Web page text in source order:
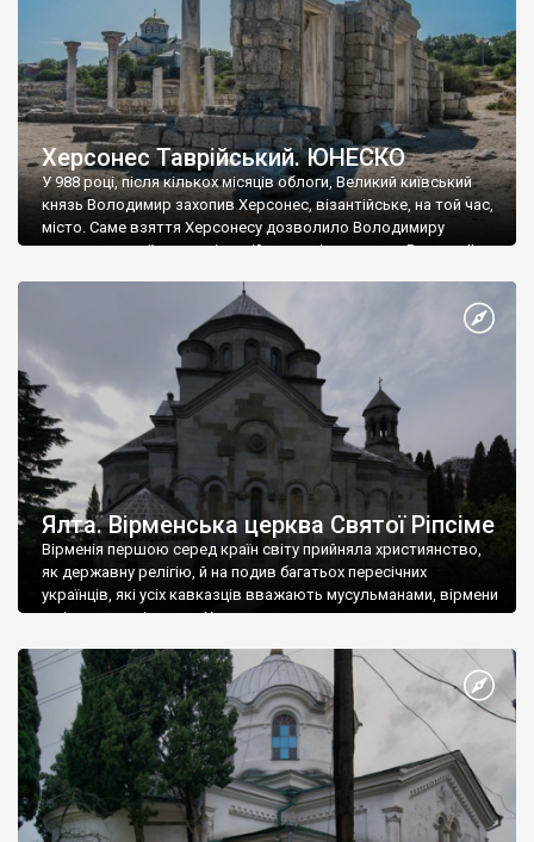
Херсонес Таврійський. ЮНЕСКО
У 988 році, після кількох місяців облоги, Великий київський
князь Володимир захопив Херсонес, візантійське, на той час,
місто. Саме взяття Херсонесу дозволило Володимиру
диктувати свої умови візантійському імператору Василю ІІ, та
Херсонесі Володимир-язичник, став Василем-християнином.
А потім було Хрещення Русі. На честь Херсонесу Таврійського
Ялта. Вірменська церква Святої Ріпсіме
Вірменія першою серед країн світу прийняла християнство,
як державну релігію, й на подив багатьох пересічних
українців, які усіх кавказців вважають мусульманами, вірмени
є відданими вірянами Христа